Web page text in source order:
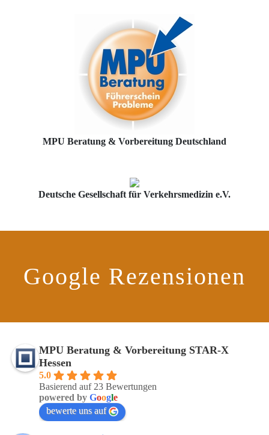
MPU Beratung & Vorbereitung Deutschland
Deutsche Gesellschaft für Verkehrsmedizin e.V.
Google Rezensionen
MPU Beratung & Vorbereitung STAR-X
Hessen
5.0
Basierend auf 23 Bewertungen
powered by Google
bewerte uns auf